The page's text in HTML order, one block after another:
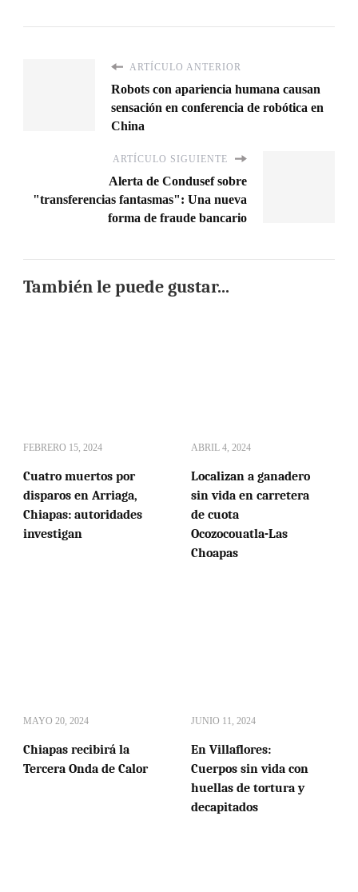
ARTÍCULO ANTERIOR
Robots con apariencia humana causan
sensación en conferencia de robótica en
China
ARTÍCULO SIGUIENTE
Alerta de Condusef sobre
"transferencias fantasmas": Una nueva
forma de fraude bancario
También le puede gustar...
FEBRERO 15, 2024
Cuatro muertos por
disparos en Arriaga,
Chiapas: autoridades
investigan
ABRIL 4, 2024
Localizan a ganadero
sin vida en carretera
de cuota
Ocozocouatla-Las
Choapas
MAYO 20, 2024
Chiapas recibirá la
Tercera Onda de Calor
JUNIO 11, 2024
En Villaflores:
Cuerpos sin vida con
huellas de tortura y
decapitados